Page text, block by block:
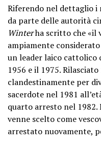
Riferendo nel dettaglio i
da parte delle autorità
Winterha scritto che«il
ampiamente
un leader laico
1956 e il 1975.
clandestinamente per
sacerdote nel 1981
quarto arresto nel 1982.
venne scelto come
arrestato nuovamente,